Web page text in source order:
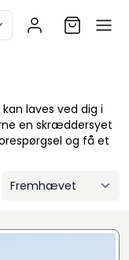
laves ved dig i
en skræddersyet
og få et